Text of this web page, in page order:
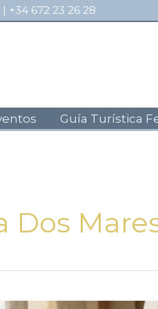
| +34 672 23 26 28
Guía Turística
Dos